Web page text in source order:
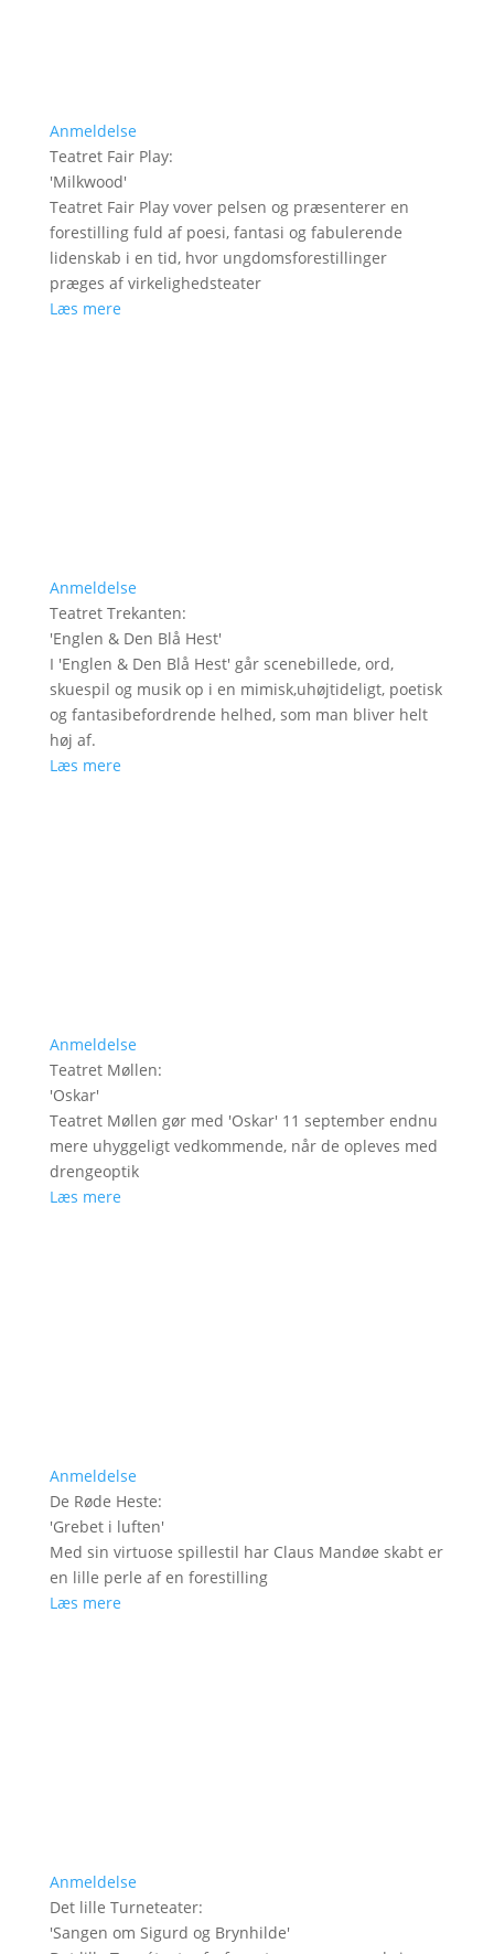
Anmeldelse
Teatret Fair Play:
'Milkwood'
Teatret Fair Play vover pelsen og præsenterer en
forestilling fuld af poesi, fantasi og fabulerende
lidenskab i en tid, hvor ungdomsforestillinger
præges af virkelighedsteater
Læs mere
Anmeldelse
Teatret Trekanten:
'Englen & Den Blå Hest'
I 'Englen & Den Blå Hest' går scenebillede, ord,
skuespil og musik op i en mimisk,uhøjtideligt, poetisk
og fantasibefordrende helhed, som man bliver helt
høj af.
Læs mere
Anmeldelse
Teatret Møllen:
'Oskar'
Teatret Møllen gør med 'Oskar' 11 september endnu
mere uhyggeligt vedkommende, når de opleves med
drengeoptik
Læs mere
Anmeldelse
De Røde Heste:
'Grebet i luften'
Med sin virtuose spillestil har Claus Mandøe skabt er
en lille perle af en forestilling
Læs mere
Anmeldelse
Det lille Turneteater:
'Sangen om Sigurd og Brynhilde'